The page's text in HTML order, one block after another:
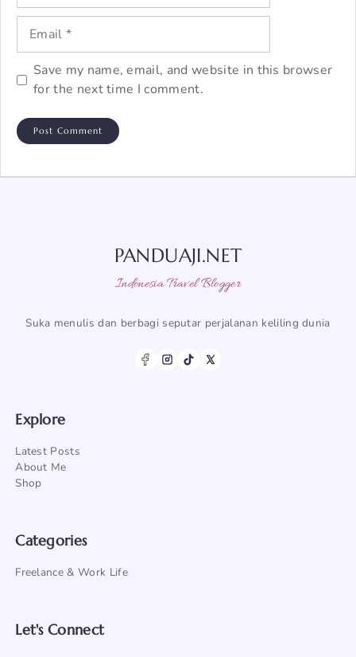
Email
Save my name, email, and website in this browser
for the next time I comment.
PANDUAJI.NET
Indonesia Travel Blogger
Suka menulis dan berbagi seputar perjalanan keliling dunia
Explore
Latest Posts
About Me
Shop
Categories
Freelance & Work Life
Let's Connect